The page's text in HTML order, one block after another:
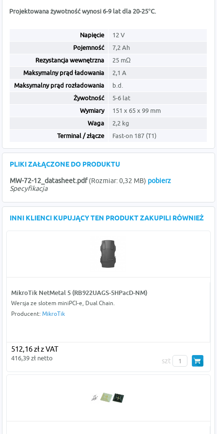
Projektowana żywotność wynosi 6-9 lat dla 20-25°C.
Napięcie
12 V
Pojemność
7,2 Ah
Rezystancja wewnętrzna
25 mΩ
Maksymalny prąd ładowania
2,1 A
Maksymalny prąd rozładowania
b.d.
Żywotność
5-6 lat
Wymiary
151 x 65 x 99 mm
Waga
2,2 kg
Terminal / złącze
Fast-on 187 (T1)
PLIKI ZAŁĄCZONE DO PRODUKTU
MW-72-12_datasheet.pdf(Rozmiar: 0,32 MB) pobierz
Specyfikacja
INNI KLIENCI KUPUJĄCY TEN PRODUKT ZAKUPILI RÓWNIEŻ
MikroTik NetMetal 5 (RB922UAGS-5HPacD-NM)
Wersja ze slotem miniPCI-e, Dual Chain.
Producent: MikroTik
512,16 zł z VAT
416,39 zł netto szt